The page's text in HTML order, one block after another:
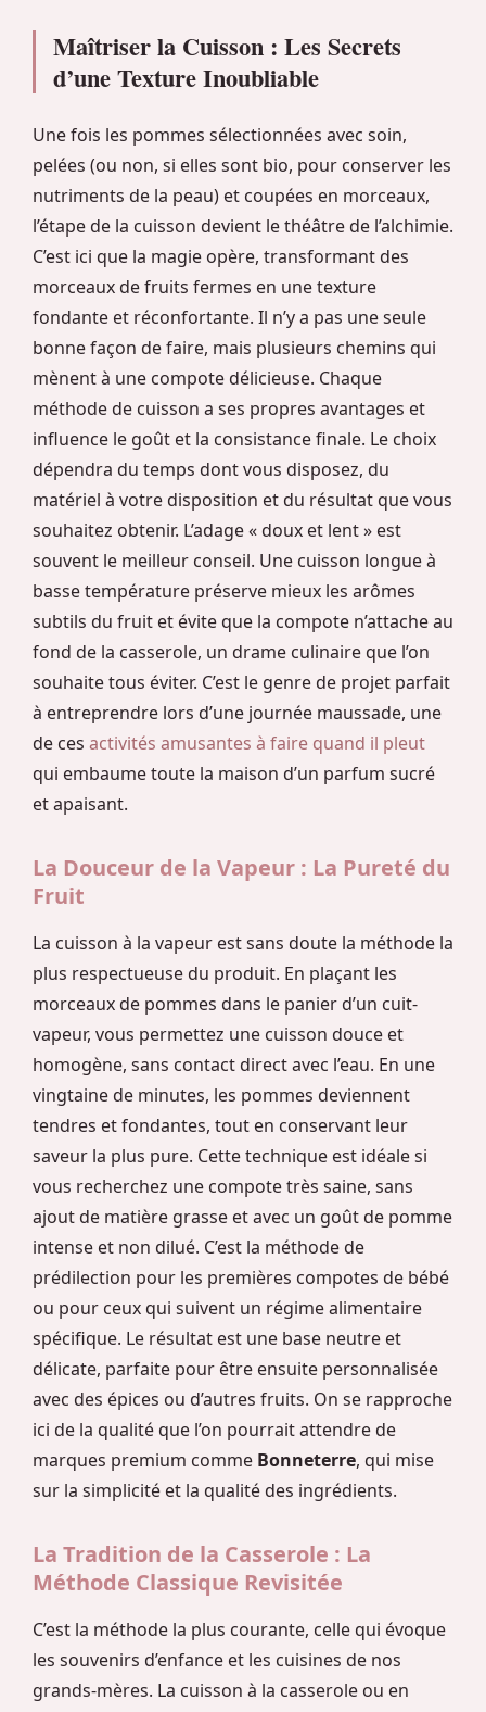
Maîtriser la Cuisson : Les Secrets
d’une Texture Inoubliable
Une fois les pommes sélectionnées avec soin,
pelées (ou non, si elles sont bio, pour conserver les
nutriments de la peau) et coupées en morceaux,
l’étape de la cuisson devient le théâtre de l’alchimie.
C’est ici que la magie opère, transformant des
morceaux de fruits fermes en une texture
fondante et réconfortante. Il n’y a pas une seule
bonne façon de faire, mais plusieurs chemins qui
mènent à une compote délicieuse. Chaque
méthode de cuisson a ses propres avantages et
influence le goût et la consistance finale. Le choix
dépendra du temps dont vous disposez, du
matériel à votre disposition et du résultat que vous
souhaitez obtenir. L’adage « doux et lent » est
souvent le meilleur conseil. Une cuisson longue à
basse température préserve mieux les arômes
subtils du fruit et évite que la compote n’attache au
fond de la casserole, un drame culinaire que l’on
souhaite tous éviter. C’est le genre de projet parfait
à entreprendre lors d’une journée maussade, une
de ces activités amusantes à faire quand il pleut
qui embaume toute la maison d’un parfum sucré
et apaisant.
La Douceur de la Vapeur : La Pureté du
Fruit
La cuisson à la vapeur est sans doute la méthode la
plus respectueuse du produit. En plaçant les
morceaux de pommes dans le panier d’un cuit-
vapeur, vous permettez une cuisson douce et
homogène, sans contact direct avec l’eau. En une
vingtaine de minutes, les pommes deviennent
tendres et fondantes, tout en conservant leur
saveur la plus pure. Cette technique est idéale si
vous recherchez une compote très saine, sans
ajout de matière grasse et avec un goût de pomme
intense et non dilué. C’est la méthode de
prédilection pour les premières compotes de bébé
ou pour ceux qui suivent un régime alimentaire
spécifique. Le résultat est une base neutre et
délicate, parfaite pour être ensuite personnalisée
avec des épices ou d’autres fruits. On se rapproche
ici de la qualité que l’on pourrait attendre de
marques premium comme Bonneterre, qui mise
sur la simplicité et la qualité des ingrédients.
La Tradition de la Casserole : La
Méthode Classique Revisitée
C’est la méthode la plus courante, celle qui évoque
les souvenirs d’enfance et les cuisines de nos
grands-mères. La cuisson à la casserole ou en